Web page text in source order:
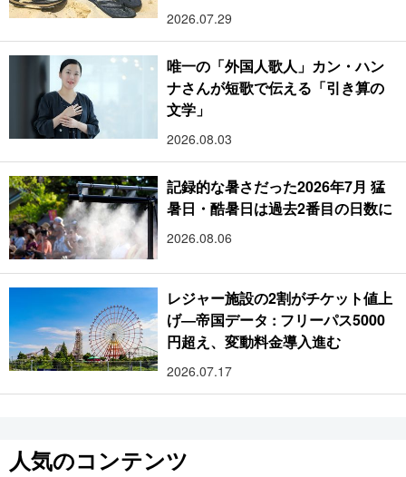
2026.07.29
唯一の「外国人歌人」カン・ハン
ナさんが短歌で伝える「引き算の
文学」
2026.08.03
記録的な暑さだった2026年7月 猛
暑日・酷暑日は過去2番目の日数に
2026.08.06
レジャー施設の2割がチケット値上
げ―帝国データ : フリーパス5000
円超え、変動料金導入進む
2026.07.17
人気のコンテンツ